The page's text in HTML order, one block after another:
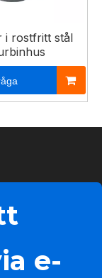
i rostfritt stål
e-